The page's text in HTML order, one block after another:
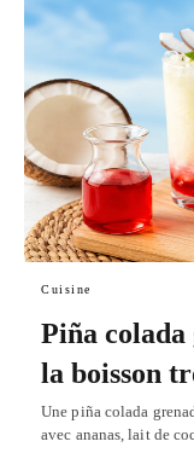
Cuisine
Piña colada
la boisson
Une piña colada
avec ananas, lait de